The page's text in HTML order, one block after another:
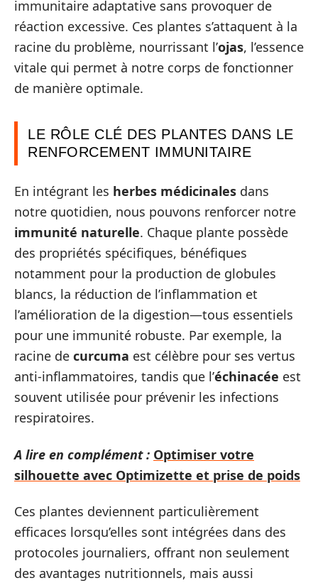
immunitaire adaptative sans provoquer de
réaction excessive. Ces plantes s’attaquent à la
racine du problème, nourrissant l’ojas, l’essence
vitale qui permet à notre corps de fonctionner
de manière optimale.
LE RÔLE CLÉ DES PLANTES DANS LE
RENFORCEMENT IMMUNITAIRE
En intégrant les herbes médicinales dans
notre quotidien, nous pouvons renforcer notre
immunité naturelle. Chaque plante possède
des propriétés spécifiques, bénéfiques
notamment pour la production de globules
blancs, la réduction de l’inflammation et
l’amélioration de la digestion—tous essentiels
pour une immunité robuste. Par exemple, la
racine de curcuma est célèbre pour ses vertus
anti-inflammatoires, tandis que l’échinacée est
souvent utilisée pour prévenir les infections
respiratoires.
A lire en complément : Optimiser votre
silhouette avec Optimizette et prise de poids
Ces plantes deviennent particulièrement
efficaces lorsqu’elles sont intégrées dans des
protocoles journaliers, offrant non seulement
des avantages nutritionnels, mais aussi